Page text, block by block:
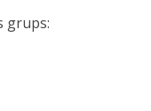
grups: